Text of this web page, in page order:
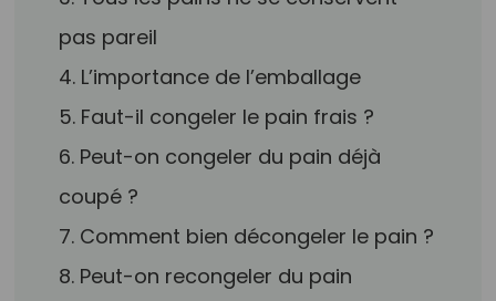
pas pareil
4. L’importance de l’emballage
5. Faut-il congeler le pain frais ?
6. Peut-on congeler du pain déjà
coupé ?
7. Comment bien décongeler le pain ?
8. Peut-on recongeler du pain